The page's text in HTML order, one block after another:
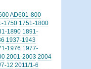
AD601-800
1750 1751-1800
1890 1891-
1937-1943
1976 1977-
2001-2003 2004
12 2011/1-6